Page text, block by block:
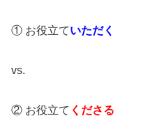
① お役立ていただく
vs.
② お役立て くださる